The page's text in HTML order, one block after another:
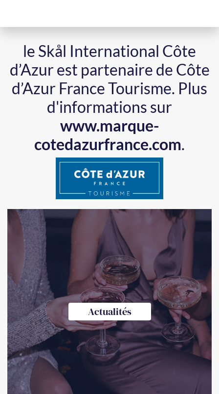
le Skål International Côte
d’Azur est partenaire de Côte
d’Azur France Tourisme. Plus
d'informations sur
www.marque-
cotedazurfrance.com.
Actualités